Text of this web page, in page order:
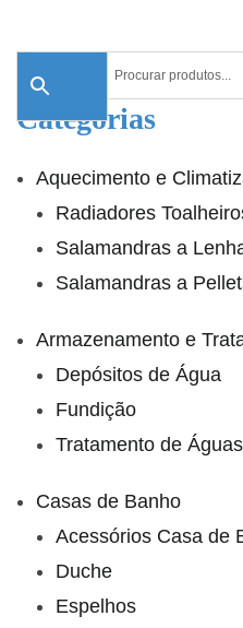
Categorias
Aquecimento e
Radiadores
Salamandras a
Salamandras a
Armazenamento e
Depósitos de Água
Fundição
Tratamento de
Casas de Banho
Acessórios Casa de
Duche
Espelhos